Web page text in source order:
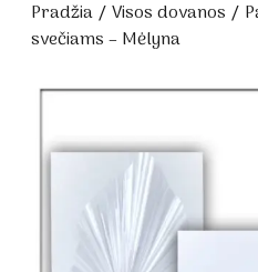
Pradžia/Visos dovanos /
svečiams – Mėlyna